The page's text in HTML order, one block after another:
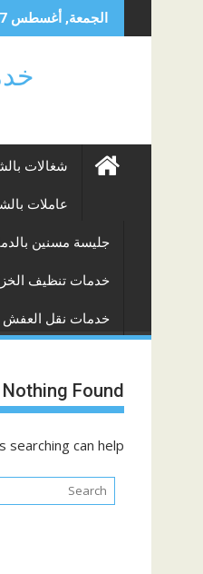
to
الجمعة, أغسطس 7, 2026
شغالات
عاملات
جليسة مسنين
خدمات تنظيف
خدمات نقل العفش
Nothing Found
can help.